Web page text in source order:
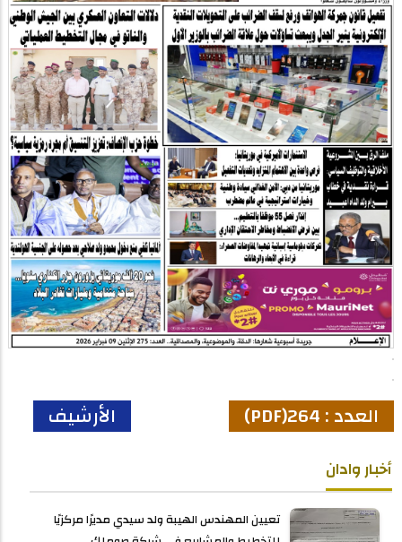
العدد : 264(PDF) الأرشيف
أخبار وادان
تعيين المهندس الهيبة ولد سيدي مديرًا مركزيًا